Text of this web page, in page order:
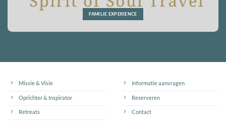
FAMILIE EXPERIENCE
Missie & Visie
Oprichter & Inspirator
Retreats
Informatie aanvragen
Reserveren
Contact